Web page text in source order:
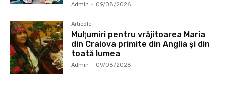
Admin - 09/08/2026
Articole
Mulţumiri pentru vrăjitoarea Maria
din Craiova primite din Anglia și din
toată lumea
Admin - 09/08/2026